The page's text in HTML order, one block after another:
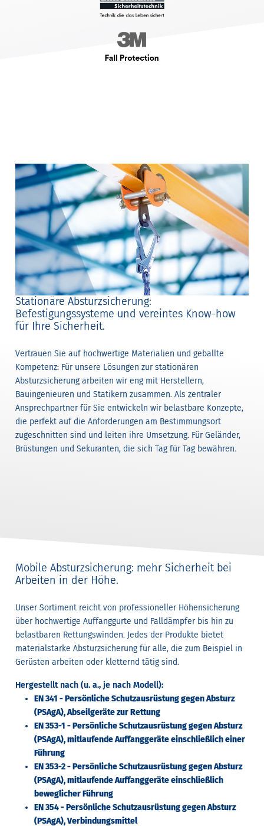
Stationäre Absturzsicherung:
Befestigungssysteme und vereintes Know-how
für Ihre Sicherheit.
Vertrauen Sie auf hochwertige Materialien und geballte
Kompetenz: Für unsere Lösungen zur stationären
Absturzsicherung arbeiten wir eng mit Herstellern,
Bauingenieuren und Statikern zusammen. Als zentraler
Ansprechpartner für Sie entwickeln wir belastbare Konzepte,
die perfekt auf die Anforderungen am Bestimmungsort
zugeschnitten sind und leiten ihre Umsetzung. Für Geländer,
Brüstungen und Sekuranten, die sich Tag für Tag bewähren.
Mobile Absturzsicherung: mehr Sicherheit bei
Arbeiten in der Höhe.
Unser Sortiment reicht von professioneller Höhensicherung
über hochwertige Auffanggurte und Falldämpfer bis hin zu
belastbaren Rettungswinden. Jedes der Produkte bietet
materialstarke Absturzsicherung für alle, die zum Beispiel in
Gerüsten arbeiten oder kletternd tätig sind.
Hergestellt nach (u. a., je nach Modell):
EN 341 - Persönliche Schutzausrüstung gegen Absturz
(PSAgA), Abseilgeräte zur Rettung
EN 353-1 - Persönliche Schutzausrüstung gegen Absturz
(PSAgA), mitlaufende Auffanggeräte einschließlich einer
Führung
EN 353-2 - Persönliche Schutzausrüstung gegen Absturz
(PSAgA), mitlaufende Auffanggeräte einschließlich
beweglicher Führung
EN 354 - Persönliche Schutzausrüstung gegen Absturz
(PSAgA), Verbindungsmittel